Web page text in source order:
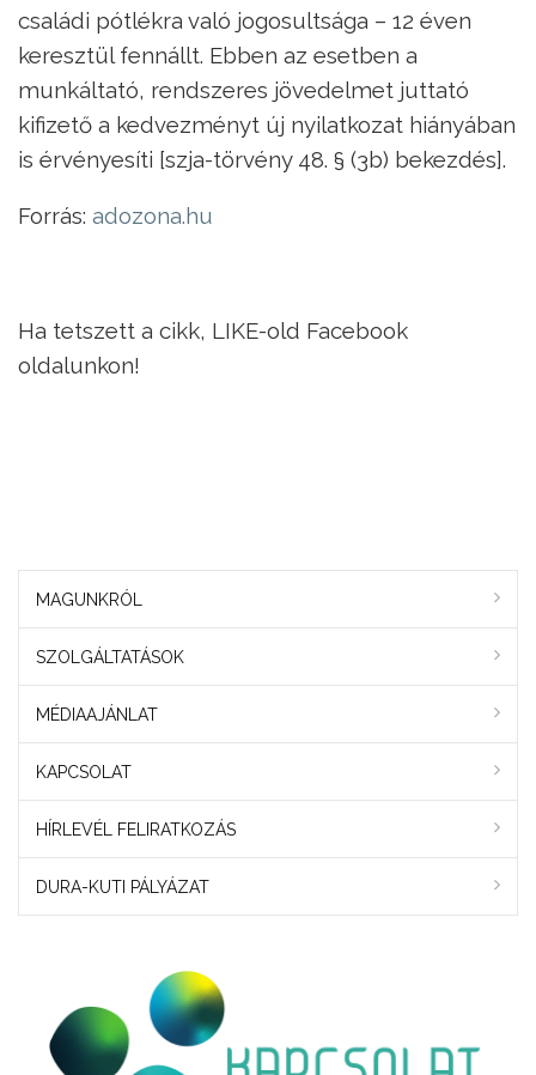
családi pótlékra való jogosultsága – 12 éven
keresztül fennállt. Ebben az esetben a
munkáltató, rendszeres jövedelmet juttató
kifizető a kedvezményt új nyilatkozat hiányában
is érvényesíti [szja-törvény 48. § (3b) bekezdés].
Forrás: adozona.hu
Ha tetszett a cikk, LIKE-old Facebook
oldalunkon!
MAGUNKRÓL
SZOLGÁLTATÁSOK
MÉDIAAJÁNLAT
KAPCSOLAT
HÍRLEVÉL FELIRATKOZÁS
DURA-KUTI PÁLYÁZAT